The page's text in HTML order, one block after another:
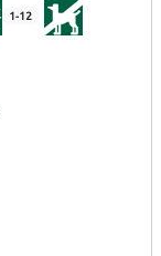
1-12